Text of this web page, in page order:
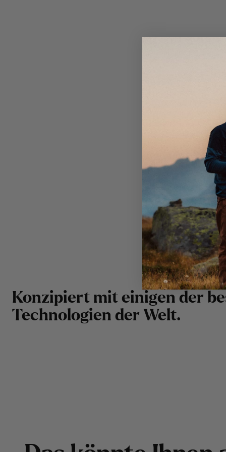
Keep your necessities in the large open hand
Konzipiert mit einigen der be
Technologien der Welt.